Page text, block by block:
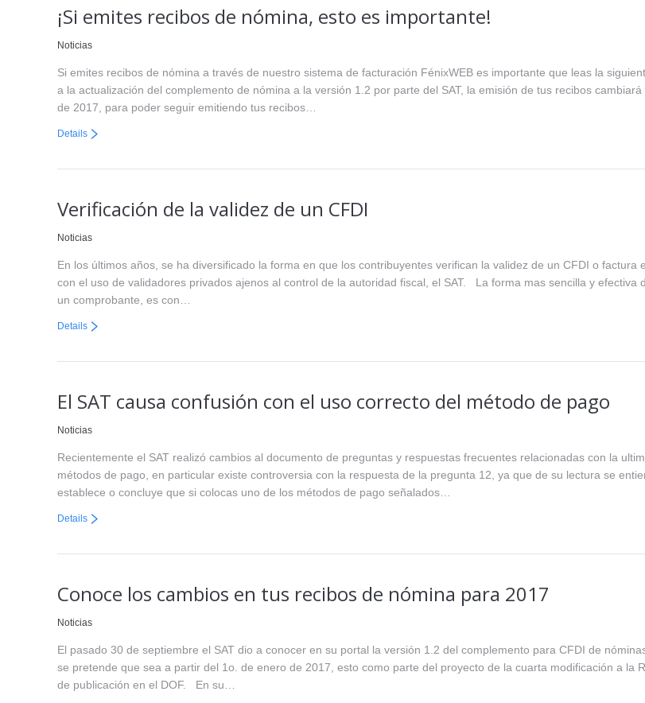
¡Si emites recibos de nómina, esto es importante!
Noticias
Si emites recibos de nómina a través de nuestro sistema de facturación FénixWEB es importante que leas la
a la actualización del complemento de nómina a la versión 1.2 por parte del SAT, la emisión de tus recibos
de 2017, para poder seguir emitiendo tus recibos…
Details
Verificación de la validez de un CFDI
Noticias
En los últimos años, se ha diversificado la forma en que los contribuyentes verifican la validez de un CFDI o factura
con el uso de validadores privados ajenos al control de la autoridad fiscal, el SAT. La forma mas sencilla y efectiva
un comprobante, es con…
Details
El SAT causa confusión con el uso correcto del método de pago
Noticias
Recientemente el SAT realizó cambios al documento de preguntas y respuestas frecuentes relacionadas con la
métodos de pago, en particular existe controversia con la respuesta de la pregunta 12, ya que de su lectura se
establece o concluye que si colocas uno de los métodos de pago señalados…
Details
Conoce los cambios en tus recibos de nómina para 2017
Noticias
El pasado 30 de septiembre el SAT dio a conocer en su portal la versión 1.2 del complemento para CFDI de
se pretende que sea a partir del 1o. de enero de 2017, esto como parte del proyecto de la cuarta modificación a la
de publicación en el DOF. En su…